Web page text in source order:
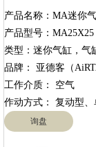
产品名称：MA迷你
产品型号：
类型：迷你气缸，气
品牌： 亚德客（
工作介质： 空气
询盘